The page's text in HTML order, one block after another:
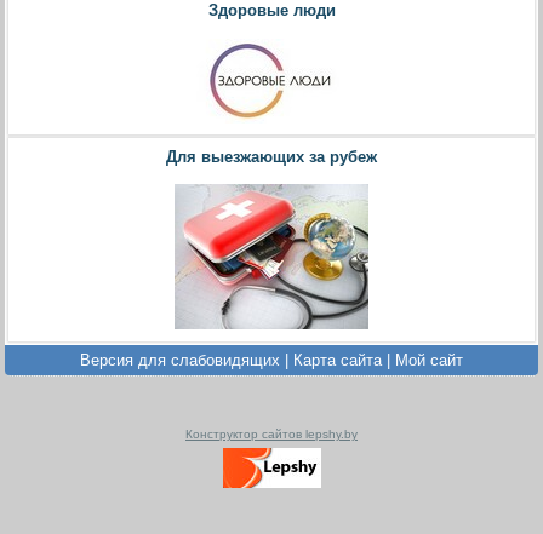
Здоровые люди
Для выезжающих за рубеж
Версия для слабовидящих | Карта сайта | Мой сайт
Конструктор сайтов lepshy.by